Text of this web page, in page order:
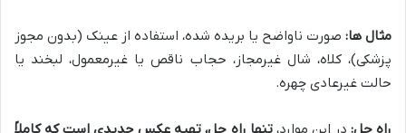
مثال ها: صورت ناواضح یا بریده شده، استفاده از عینک (بدون مجوز
پزشکی)، کلاه، شال غیرمجاز، حجاب ناقص یا غیرمعمول، لبخند یا
حالت غیرعادی چهره.
راه حل: در این موارد،تنها راه حل، تهیه عکس جدیدی است که کاملاً